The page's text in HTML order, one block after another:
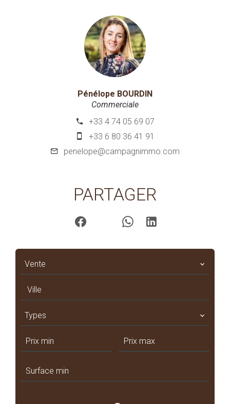
Pénélope BOURDIN
Commerciale
+33 4 74 05 69 07
+33 6 80 36 41 91
penelope@campagnimmo.com
PARTAGER
Vente
Ville
Types